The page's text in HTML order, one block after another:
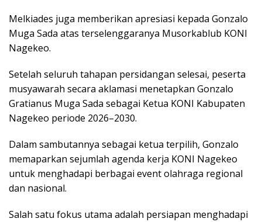
Melkiades juga memberikan apresiasi kepada Gonzalo
Muga Sada atas terselenggaranya Musorkablub KONI
Nagekeo.
Setelah seluruh tahapan persidangan selesai, peserta
musyawarah secara aklamasi menetapkan Gonzalo
Gratianus Muga Sada sebagai Ketua KONI Kabupaten
Nagekeo periode 2026–2030.
Dalam sambutannya sebagai ketua terpilih, Gonzalo
memaparkan sejumlah agenda kerja KONI Nagekeo
untuk menghadapi berbagai event olahraga regional
dan nasional.
Salah satu fokus utama adalah persiapan menghadapi